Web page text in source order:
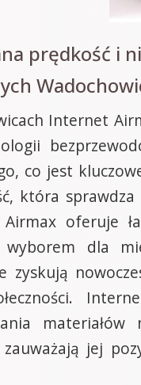
prędkość i
Internet
co jest
która
Airmax oferuje
wyborem dla
zyskują
jej